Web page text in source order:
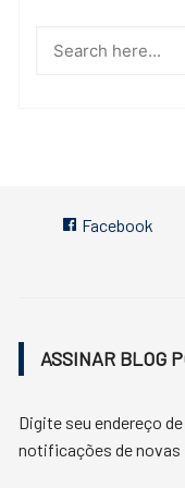
Facebook
ASSINAR BLOG
Digite seu endereço
notificações de novas